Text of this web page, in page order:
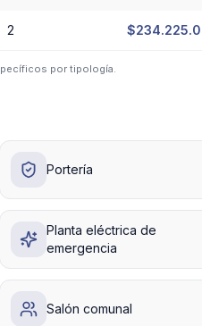
2
por tipología.
Portería
Planta eléctrica de
emergencia
Salón comunal